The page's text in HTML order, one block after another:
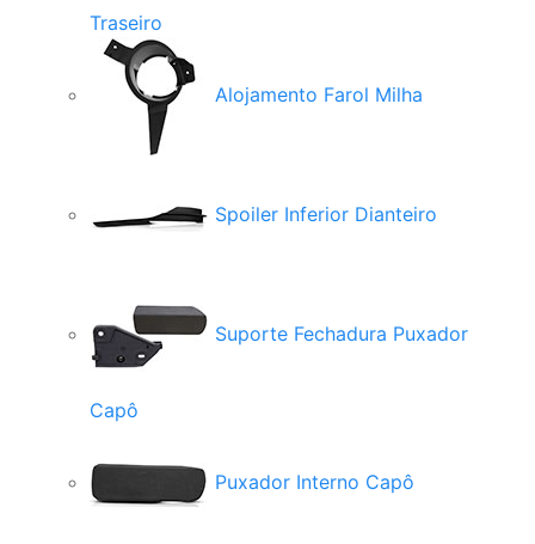
Traseiro
Alojamento Farol Milha
Spoiler Inferior Dianteiro
Suporte Fechadura Puxador
Capô
Puxador Interno Capô